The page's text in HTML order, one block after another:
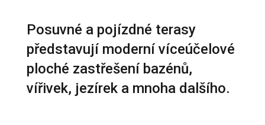
Posuvné a pojízdné terasy
představují moderní víceúčelové
ploché zastřešení bazénů,
vířivek, jezírek a mnoha dalšího.